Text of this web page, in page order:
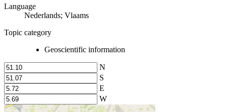
Language
Nederlands; Vlaams
Topic category
Geoscientific information
N
S
E
W